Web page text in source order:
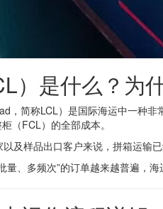
）是什么？为
，简称LCL）是国际海运中一种
（FCL）的全部成本。
及样品出口客户来说，拼箱运输
、多频次”的订单越来越普遍，海